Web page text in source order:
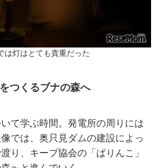
は灯はとても貴重だった
つくるブナの森へ
て学ぶ時間。発電所の周りには
では、奥只見ダムの建設によっ
り、キープ協会の「ぱりんこ」